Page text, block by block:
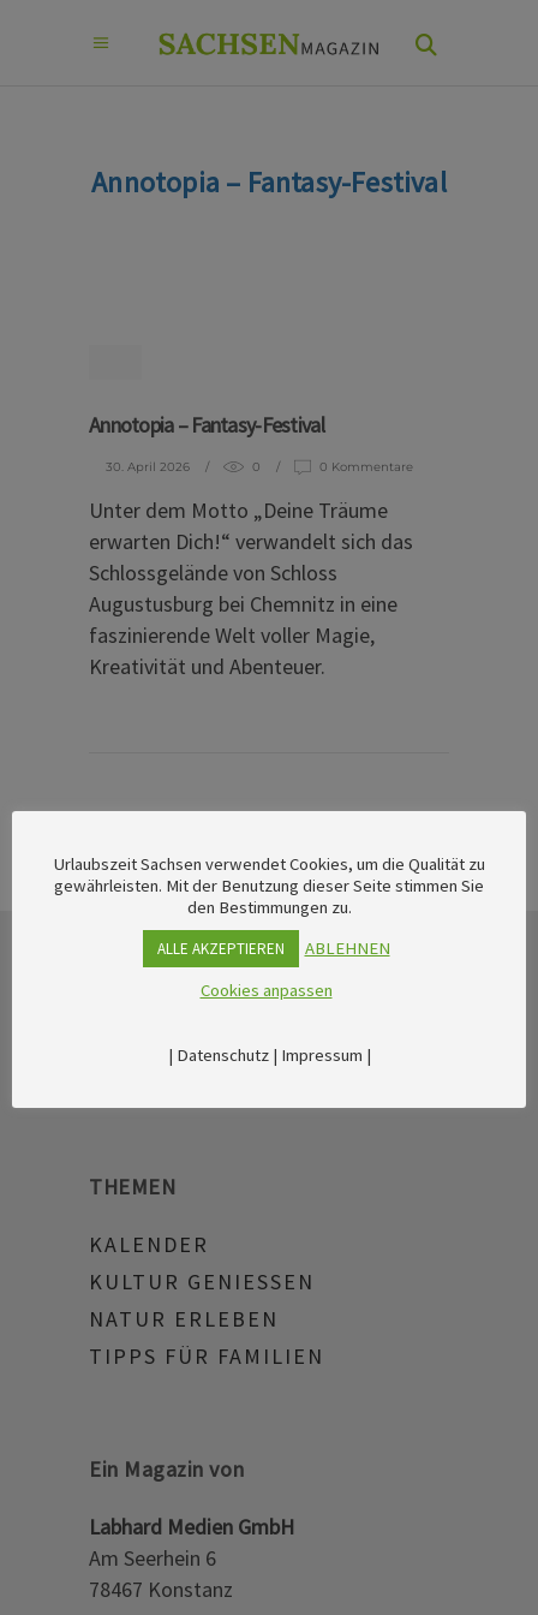
Annotopia – Fantasy-Festival
Annotopia – Fantasy-Festival
30. April 2026 0 0 Kommentare
Unter dem Motto „Deine Träume
erwarten Dich!“ verwandelt sich das
Schlossgelände von Schloss
Augustusburg bei Chemnitz in eine
faszinierende Welt voller Magie,
Kreativität und Abenteuer.
THEMEN
KALENDER
KULTUR GENIESSEN
NATUR ERLEBEN
TIPPS FÜR FAMILIEN
Ein Magazin von
Labhard Medien GmbH
Am Seerhein 6
78467 Konstanz
Urlaubszeit Sachsen verwendet Cookies, um die Qualität zu
gewährleisten. Mit der Benutzung dieser Seite stimmen Sie
den Bestimmungen zu.
ALLE AKZEPTIEREN
ABLEHNEN
Cookies anpassen
| Datenschutz| Impressum |